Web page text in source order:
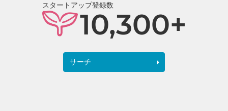
スタートアップ登録数
10,300+
サーチ